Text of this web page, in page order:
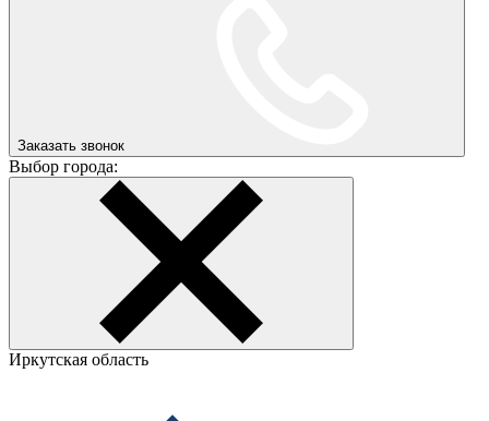
Заказать звонок
Выбор города:
Иркутская область